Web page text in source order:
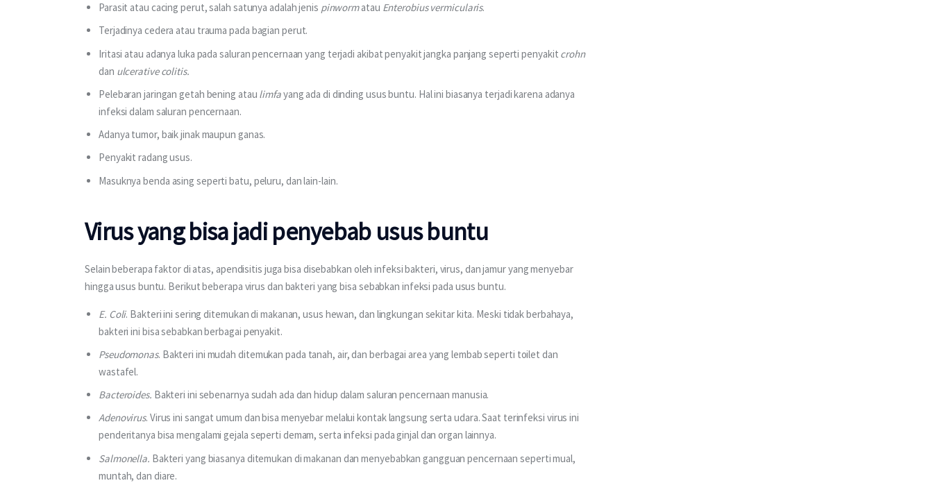
Parasit atau cacing perut, salah satunya adalah jenis pinwormatau Enterobius vermicularis.
Terjadinya cedera atau trauma pada bagian perut.
Iritasi atau adanya luka pada saluran pencernaan yang terjadi akibat penyakit jangka panjang seperti penyakit crohn
dan ulcerative colitis.
Pelebaran jaringan getah bening atau limfayang ada di dinding usus buntu. Hal ini biasanya terjadi karena adanya
infeksi dalam saluran pencernaan.
Adanya tumor, baik jinak maupun ganas.
Penyakit radang usus.
Masuknya benda asing seperti batu, peluru, dan lain-lain.
Virus yang bisa jadi penyebab usus buntu
Selain beberapa faktor di atas, apendisitis juga bisa disebabkan oleh infeksi bakteri, virus, dan jamur yang menyebar
hingga usus buntu. Berikut beberapa virus dan bakteri yang bisa sebabkan infeksi pada usus buntu.
E. Coli. Bakteri ini sering ditemukan di makanan, usus hewan, dan lingkungan sekitar kita. Meski tidak berbahaya,
bakteri ini bisa sebabkan berbagai penyakit.
Pseudomonas. Bakteri ini mudah ditemukan pada tanah, air, dan berbagai area yang lembab seperti toilet dan
wastafel.
Bacteroides. Bakteri ini sebenarnya sudah ada dan hidup dalam saluran pencernaan manusia.
Adenovirus. Virus ini sangat umum dan bisa menyebar melalui kontak langsung serta udara. Saat terinfeksi virus ini
penderitanya bisa mengalami gejala seperti demam, serta infeksi pada ginjal dan organ lainnya.
Salmonella. Bakteri yang biasanya ditemukan di makanan dan menyebabkan gangguan pencernaan seperti mual,
muntah, dan diare.